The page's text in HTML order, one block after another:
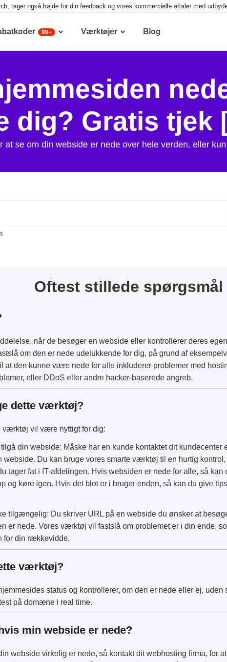
tager også højde for din feedback og vores kommercielle aftaler med
99+ Værktøjer Blog
dig? Gratis tjek
at se om din webside er nede over hele verden, eller
Oftest stillede spørgsmål
når de besøger en webside eller kontrollerer deres
om den er nede udelukkende for dig, på grund af
at den kunne være nede for alle inkluderer problemer med
eller DDoS eller andre hacker-baserede angreb.
dette værktøj?
værktøj vil være nyttigt for dig:
din webside: Måske har en kunde kontaktet dit kundecenter
webside. Du kan bruge vores smarte værktøj til en hurtig
tager fat i IT-afdelingen. Hvis websiden er nede for alle, så
og køre igen. Hvis det blot er i bruger enden, så kan du give
tilgængelig: Du skriver URL på en webside du ønsker at
er nede. Vores værktøj vil fastslå om problemet er i din ende,
for din rækkevidde.
værktøj?
status og kontrollerer, om den er nede eller ej, uden
på domæne i real time.
min webside er nede?
webside virkelig er nede, så kontakt dit webhosting firma, for